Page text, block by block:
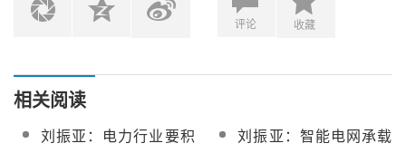
评论 收藏
相关阅读
刘振亚：电力行业要积
刘振亚：智能电网承载